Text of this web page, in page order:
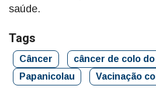
saúde.
Tags
Câncer câncer de colo
Papanicolau
Vacinação